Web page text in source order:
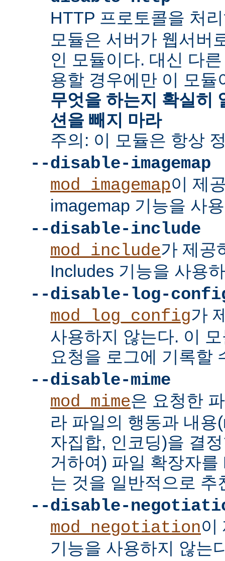
HTTP 프로토콜을 처
모듈은 서버가 웹서버
인 모듈이다. 대신 다
용할 경우에만 이 모
무엇을 하는지 확실히
션을 빼지 마라
주의: 이 모듈은 항상
--disable-imagemap
mod_imagemap이 제
imagemap 기능을 사
--disable-include
mod_include가 제공
Includes 기능을 사용
--disable-log-
mod_log_config가
사용하지 않는다. 이
요청을 로그에 기록할
--disable-mime
mod_mime은 요청한
라 파일의 행동과 내용
자집합, 인코딩)을 결
거하여) 파일 확장자
는 것을 일반적으로 추
--disable-
mod_negotiation이
기능을 사용하지 않는